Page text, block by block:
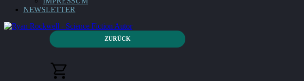
NEWSLETTER
ZURÜCK